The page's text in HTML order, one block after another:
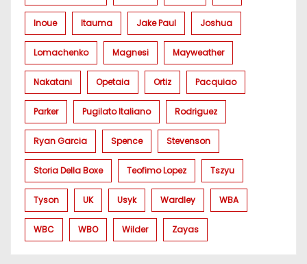
Inoue Itauma Jake Paul Joshua
Lomachenko Magnesi Mayweather
Nakatani Opetaia Ortiz Pacquiao
Parker Pugilato Italiano Rodriguez
Ryan Garcia Spence Stevenson
Storia Della Boxe Teofimo Lopez Tszyu
Tyson UK Usyk Wardley WBA
WBC WBO Wilder Zayas